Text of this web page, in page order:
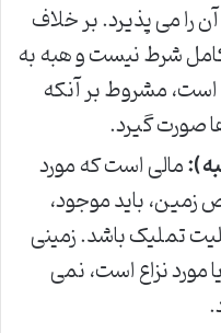
را می پذیرد. بر خلاف
شرط نیست و هبه به
مشروط بر آنکه
صورت گیرد.
مالی است که مورد
باید موجود،
تملیک باشد. زمینی
مورد نزاع است، نمی